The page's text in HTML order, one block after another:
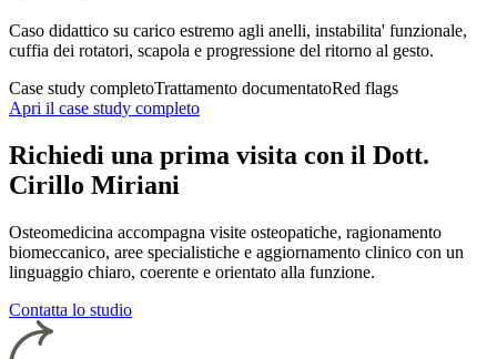
Caso didattico su carico estremo agli anelli, instabilita' funzionale,
cuffia dei rotatori, scapola e progressione del ritorno al gesto.
Case study completoTrattamento documentatoRed flags
Apri il case study completo
Richiedi una prima visita con il Dott.
Cirillo Miriani
Osteomedicina accompagna visite osteopatiche, ragionamento
biomeccanico, aree specialistiche e aggiornamento clinico con un
linguaggio chiaro, coerente e orientato alla funzione.
Contatta lo studio